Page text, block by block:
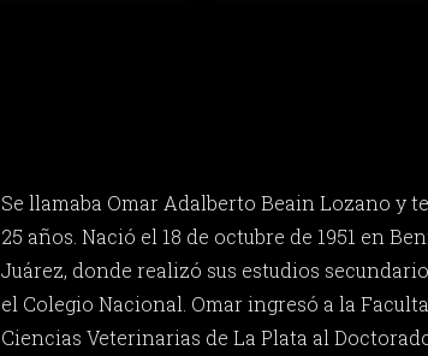
Se llamaba Omar Adalberto Beain Lozano y
25 años. Nació el 18 de octubre de 1951 en
Juárez, donde realizó sus estudios
el Colegio Nacional. Omar ingresó a la
Ciencias Veterinarias de La Plata al